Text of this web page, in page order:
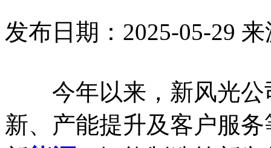
发布日期：2025-05-29 来
今年以来，新风光公
新、产能提升及客户服